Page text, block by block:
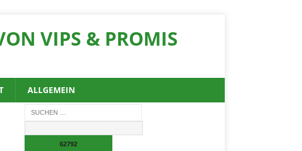
VIPS & PROMIS
ALLGEMEIN